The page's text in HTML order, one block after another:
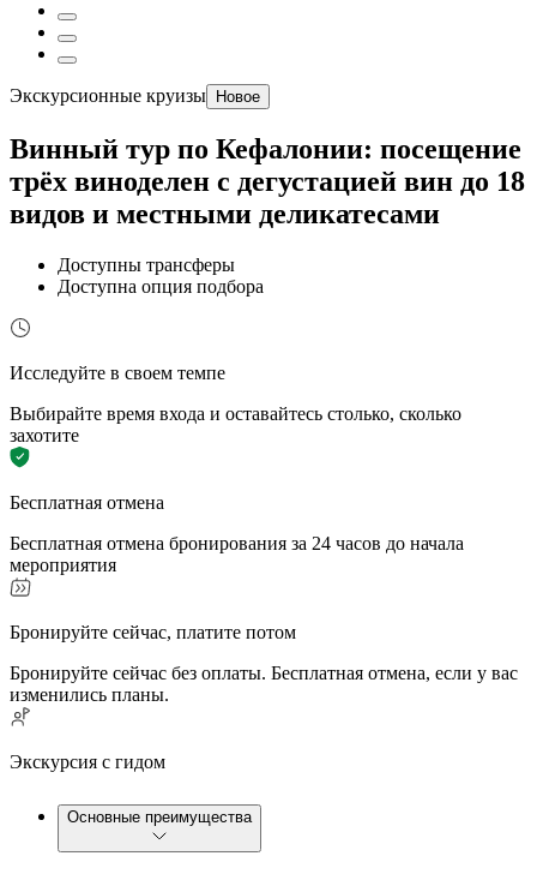
Экскурсионные круизы Новое
Винный тур по Кефалонии: посещение
трёх виноделен с дегустацией вин до 18
видов и местными деликатесами
Доступны трансферы
Доступна опция подбора
Исследуйте в своем темпе
Выбирайте время входа и оставайтесь столько, сколько
захотите
Бесплатная отмена
Бесплатная отмена бронирования за 24 часов до начала
мероприятия
Бронируйте сейчас, платите потом
Бронируйте сейчас без оплаты. Бесплатная отмена, если у вас
изменились планы.
Экскурсия с гидом
Основные преимущества